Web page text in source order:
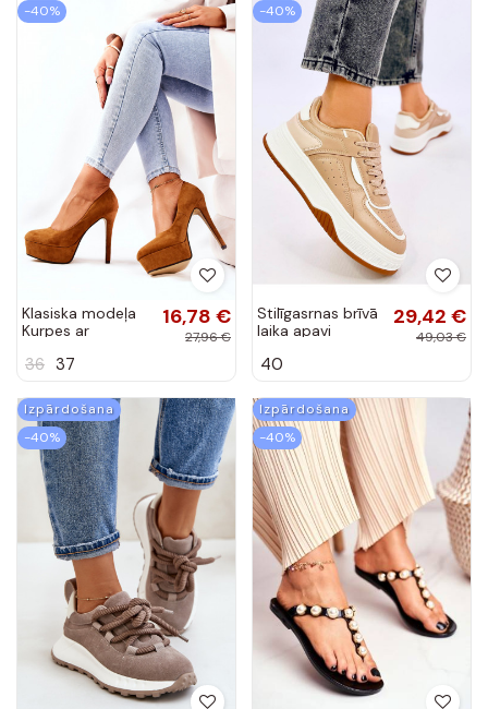
-40%
Klasiska modeļa
Kurpes ar
krāsas Silly
16,78 €
27,96 €
36 37
-40%
Stilīgasrnas brīvā
laika apavi
29,42 €
49,03 €
40
Izpārdošana
-40%
Izpārdošana
-40%